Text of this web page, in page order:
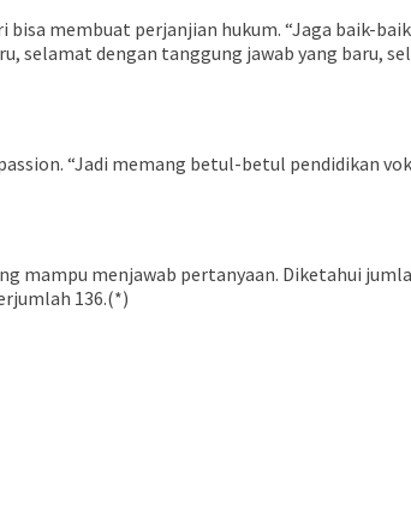
membuat perjanjian hukum. “Jaga baik-
selamat dengan tanggung jawab yang baru,
“Jadi memang betul-betul pendidikan
mampu menjawab pertanyaan. Diketahui
136.(*)